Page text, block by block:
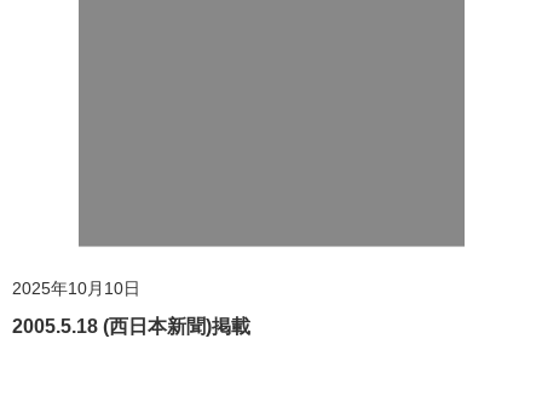
2025年10月10日
2005.5.18 (西日本新聞)掲載